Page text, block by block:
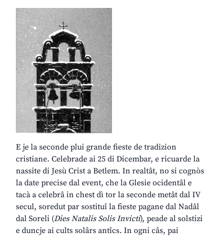
E je la seconde plui grande fieste de tradizion
cristiane. Celebrade ai 25 di Dicembar, e ricuarde la
nassite di Jesù Crist a Betlem. In realtât, no si cognòs
la date precise dal event, che la Glesie ocidentâl e
tacà a celebrâ in chest dì tor la seconde metât dal IV
secul, soredut par sostituî la fieste pagane dal Nadâl
dal Soreli (Dies Natalis Solis Invicti), peade al solstizi
e duncje ai cults solârs antîcs. In ogni câs, pai